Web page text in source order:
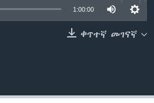
1:00:00
ቀጥተኛ መገናኛ